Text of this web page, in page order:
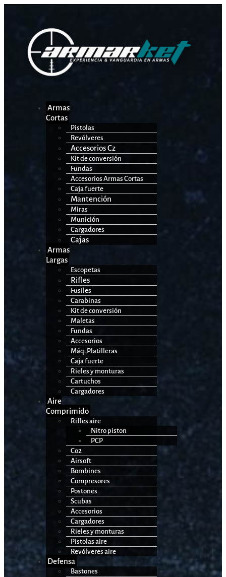
Armas
Cortas
Pistolas
Revólveres
Accesorios Cz
Kit de conversión
Fundas
Accesorios Armas Cortas
Caja fuerte
Mantención
Miras
Munición
Cargadores
Cajas
Armas
Largas
Escopetas
Rifles
Fusiles
Carabinas
Kit de conversión
Maletas
Fundas
Accesorios
Máq. Platilleras
Caja fuerte
Rieles y monturas
Cartuchos
Cargadores
Aire
Comprimido
Rifles aire
Nitro piston
PCP
Co2
Airsoft
Bombines
Compresores
Postones
Scubas
Accesorios
Cargadores
Rieles y monturas
Pistolas aire
Revólveres aire
Defensa
Bastones